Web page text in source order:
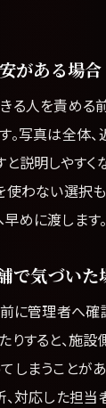
がある場合
る人を責める
。写真は全体
説明しやすく
使わない選択
めに渡します。
で気づいた
に管理者へ確
りすると、施
しまうことが
、対応した担